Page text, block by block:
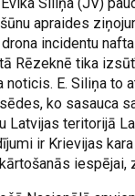
apraides
incidentu
Rēzeknē tika
noticis. E. Siliņa to
ko sasauca
Latvijas teritorijā
ir Krievijas
iespējai,